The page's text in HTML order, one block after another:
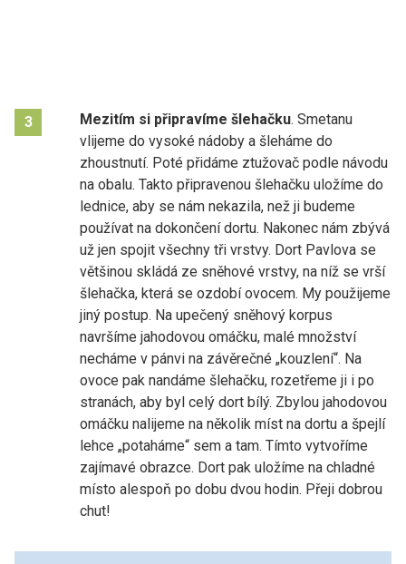
3 Mezitím si připravíme šlehačku. Smetanu
vlijeme do vysoké nádoby a šleháme do
zhoustnutí. Poté přidáme ztužovač podle návodu
na obalu. Takto připravenou šlehačku uložíme do
lednice, aby se nám nekazila, než ji budeme
používat na dokončení dortu. Nakonec nám zbývá
už jen spojit všechny tři vrstvy. Dort Pavlova se
většinou skládá ze sněhové vrstvy, na níž se vrší
šlehačka, která se ozdobí ovocem. My použijeme
jiný postup. Na upečený sněhový korpus
navršíme jahodovou omáčku, malé množství
necháme v pánvi na závěrečné „kouzlení“. Na
ovoce pak nandáme šlehačku, rozetřeme ji i po
stranách, aby byl celý dort bílý. Zbylou jahodovou
omáčku nalijeme na několik míst na dortu a špejlí
lehce „potaháme“ sem a tam. Tímto vytvoříme
zajímavé obrazce. Dort pak uložíme na chladné
místo alespoň po dobu dvou hodin. Přeji dobrou
chut!